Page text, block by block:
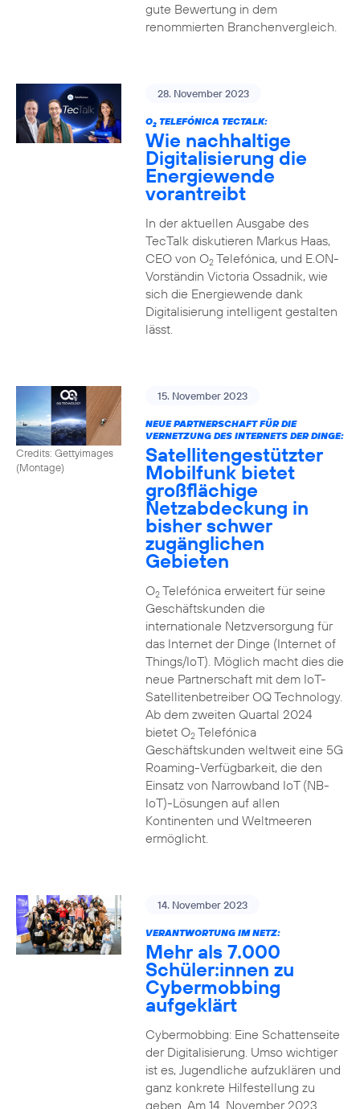
gute Bewertung in dem
renommierten Branchenvergleich.
28. November 2023
O2TELEFÓNICA TECTALK:
Wie nachhaltige
Digitalisierung die
Energiewende
vorantreibt
In der aktuellen Ausgabe des
TecTalk diskutieren Markus Haas,
CEO von O2Telefónica, und E.ON-
Vorständin Victoria Ossadnik, wie
sich die Energiewende dank
Digitalisierung intelligent gestalten
lässt.
Credits: Gettyimages
(Montage)
15. November 2023
NEUE PARTNERSCHAFT FÜR DIE
VERNETZUNG DES INTERNETS DER DINGE:
Satellitengestützter
Mobilfunk bietet
großflächige
Netzabdeckung in
bisher schwer
zugänglichen
Gebieten
O2Telefónica erweitert für seine
Geschäftskunden die
internationale Netzversorgung für
das Internet der Dinge (Internet of
Things/IoT). Möglich macht dies die
neue Partnerschaft mit dem IoT-
Satellitenbetreiber OQ Technology.
Ab dem zweiten Quartal 2024
bietet O2Telefónica
Geschäftskunden weltweit eine 5G
Roaming-Verfügbarkeit, die den
Einsatz von Narrowband IoT (NB-
IoT)-Lösungen auf allen
Kontinenten und Weltmeeren
ermöglicht.
14. November 2023
VERANTWORTUNG IM NETZ:
Mehr als 7.000
Schüler:innen zu
Cybermobbing
aufgeklärt
Cybermobbing: Eine Schattenseite
der Digitalisierung. Umso wichtiger
ist es, Jugendliche aufzuklären und
ganz konkrete Hilfestellung zu
geben. Am 14. November 2023